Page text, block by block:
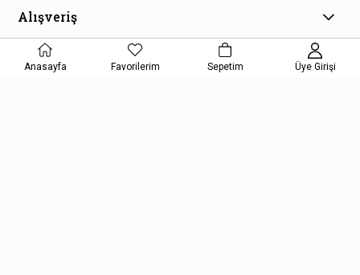
Alışveriş
Müşteri Hizmetleri
Anasayfa Favorilerim Sepetim Üye Girişi